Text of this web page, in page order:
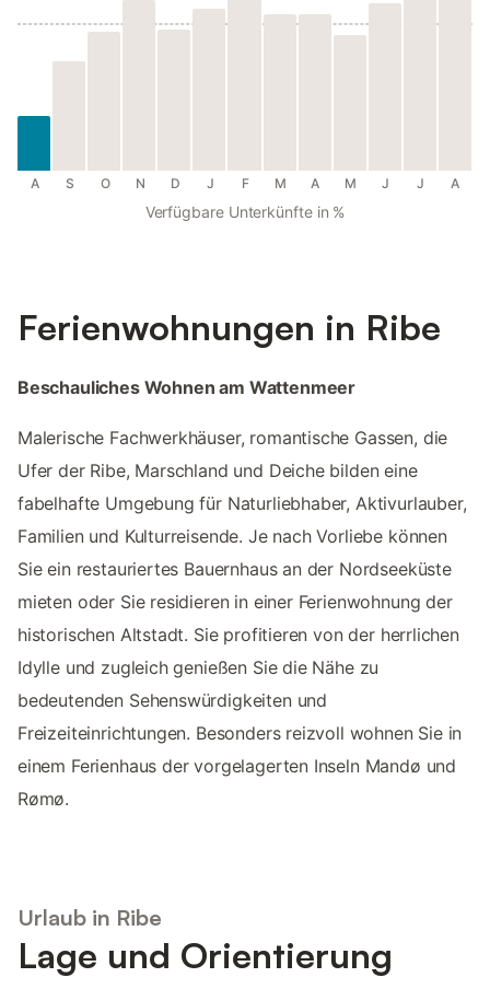
A S O N D J F M A M J J A
Verfügbare Unterkünfte in %
Ferienwohnungen in Ribe
Beschauliches Wohnen am Wattenmeer
Malerische Fachwerkhäuser, romantische Gassen, die
Ufer der Ribe, Marschland und Deiche bilden eine
fabelhafte Umgebung für Naturliebhaber, Aktivurlauber,
Familien und Kulturreisende. Je nach Vorliebe können
Sie ein restauriertes Bauernhaus an der Nordseeküste
mieten oder Sie residieren in einer Ferienwohnung der
historischen Altstadt. Sie profitieren von der herrlichen
Idylle und zugleich genießen Sie die Nähe zu
bedeutenden Sehenswürdigkeiten und
Freizeiteinrichtungen. Besonders reizvoll wohnen Sie in
einem Ferienhaus der vorgelagerten Inseln Mandø und
Rømø.
Urlaub in Ribe
Lage und Orientierung